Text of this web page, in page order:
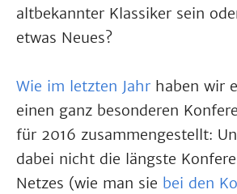
altbekannter Klassiker sein
etwas Neues?
Wie im letzten Jahr haben wir
einen ganz besonderen
für 2016 zusammengestellt:
dabei nicht die längste
Netzes (wie man sie bei den